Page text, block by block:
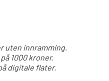
uten innramming.
1000 kroner.
digitale flater.